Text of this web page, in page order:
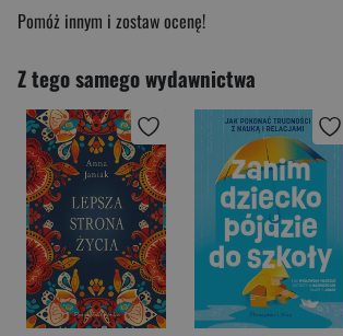
Pomóż innym i zostaw ocenę!
Z tego samego wydawnictwa